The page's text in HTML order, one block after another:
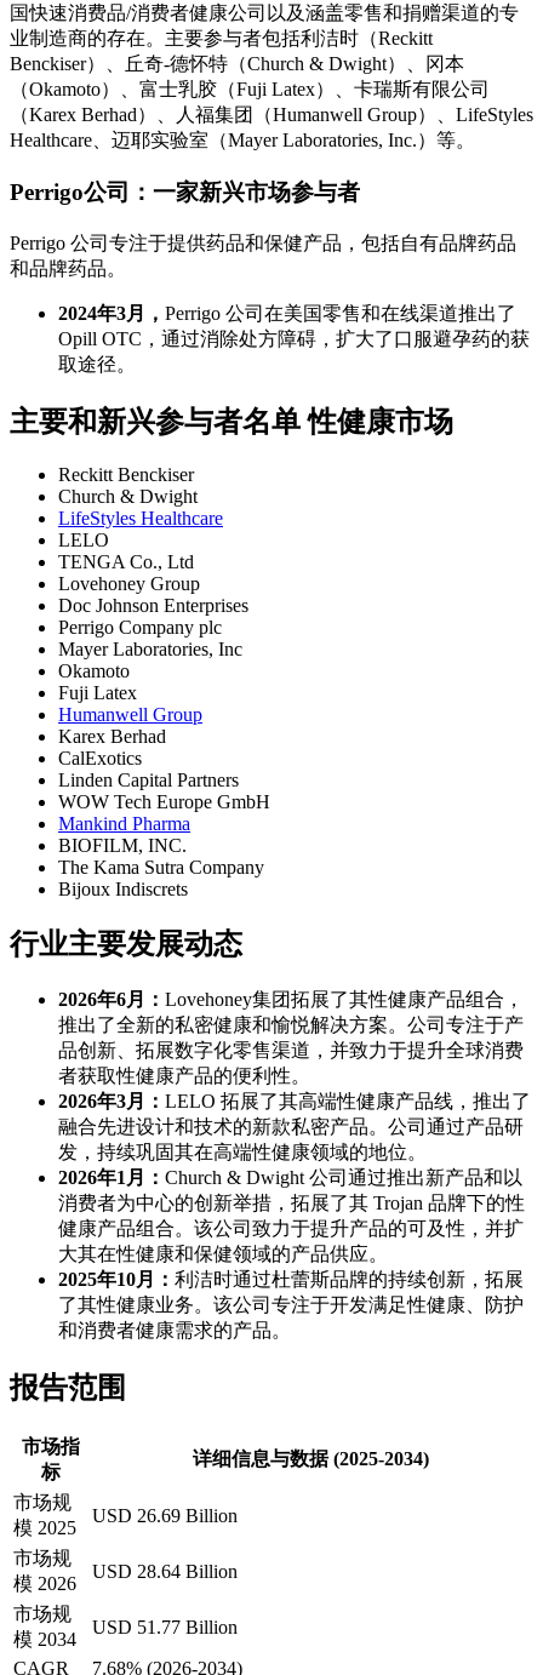
国快速消费品/消费者健康公司以及涵盖零售和捐赠渠道的专
业制造商的存在。主要参与者包括利洁时（Reckitt
Benckiser）、丘奇-德怀特（Church & Dwight）、冈本
（Okamoto）、富士乳胶（Fuji Latex）、卡瑞斯有限公司
（Karex Berhad）、人福集团（Humanwell Group）、LifeStyles
Healthcare、迈耶实验室（Mayer Laboratories, Inc.）等。
Perrigo公司：一家新兴市场参与者
Perrigo 公司专注于提供药品和保健产品，包括自有品牌药品
和品牌药品。
2024年3月， Perrigo 公司在美国零售和在线渠道推出了
Opill OTC，通过消除处方障碍，扩大了口服避孕药的获
取途径。
主要和新兴参与者名单 性健康市场
Reckitt Benckiser
Church & Dwight
LifeStyles Healthcare
LELO
TENGA Co., Ltd
Lovehoney Group
Doc Johnson Enterprises
Perrigo Company plc
Mayer Laboratories, Inc
Okamoto
Fuji Latex
Humanwell Group
Karex Berhad
CalExotics
Linden Capital Partners
WOW Tech Europe GmbH
Mankind Pharma
BIOFILM, INC.
The Kama Sutra Company
Bijoux Indiscrets
行业主要发展动态
2026年6月： Lovehoney集团拓展了其性健康产品组合，
推出了全新的私密健康和愉悦解决方案。公司专注于产
品创新、拓展数字化零售渠道，并致力于提升全球消费
者获取性健康产品的便利性。
2026年3月： LELO 拓展了其高端性健康产品线，推出了
融合先进设计和技术的新款私密产品。公司通过产品研
发，持续巩固其在高端性健康领域的地位。
2026年1月： Church & Dwight 公司通过推出新产品和以
消费者为中心的创新举措，拓展了其 Trojan 品牌下的性
健康产品组合。该公司致力于提升产品的可及性，并扩
大其在性健康和保健领域的产品供应。
2025年10月： 利洁时通过杜蕾斯品牌的持续创新，拓展
了其性健康业务。该公司专注于开发满足性健康、防护
和消费者健康需求的产品。
报告范围
市场指
标
详细信息与数据 (2025-2034)
市场规
模 2025
USD 26.69 Billion
市场规
模 2026
USD 28.64 Billion
市场规
模 2034
USD 51.77 Billion
CAGR
7.68% (2026-2034)